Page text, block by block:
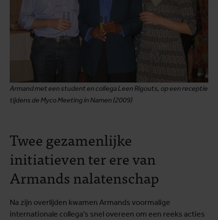
Armand met een student en collega Leen Rigouts, op een receptie
tijdens de Myco Meeting in Namen (2009)
Twee gezamenlijke
initiatieven ter ere van
Armands nalatenschap
Na zijn overlijden kwamen Armands voormalige
internationale collega's snel overeen om een reeks acties